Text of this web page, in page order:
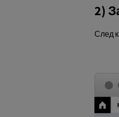
2)
След